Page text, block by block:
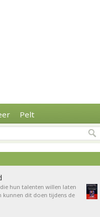
Pelt
hun talenten willen laten
kunnen dit doen tijdens de